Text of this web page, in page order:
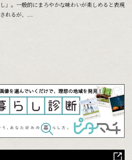
し」。一般的にまろやかな味わいが楽しめると表現
されるが、...